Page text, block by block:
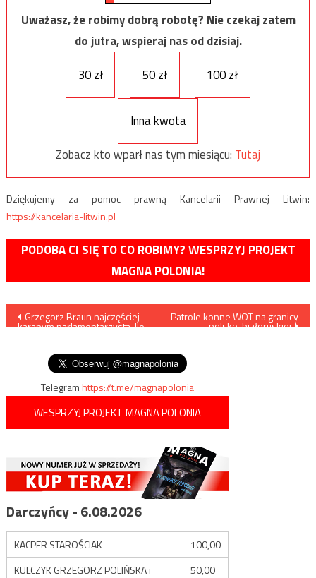
Uważasz, że robimy dobrą robotę? Nie czekaj zatem
do jutra, wspieraj nas od dzisiaj.
30 zł
50 zł 100 zł
Inna kwota
Zobacz kto wparł nas tym miesiącu: Tutaj
Dziękujemy za pomoc prawną Kancelarii Prawnej Litwin:
https://kancelaria-litwin.pl
PODOBA CI SIĘ TO CO ROBIMY? WESPRZYJ PROJEKT
MAGNA POLONIA!
Nawigacja
Grzegorz Braun najczęściej
karanym parlamentarzystą. Ile
Patrole konne WOT na granicy
polsko-białoruskiej
Telegramhttps://t.me/magnapolonia
WESPRZYJ PROJEKT MAGNA POLONIA
Darczyńcy - 6.08.2026
KACPER STAROŚCIAK
100,00
KULCZYK GRZEGORZ POLIŃSKA i
50,00